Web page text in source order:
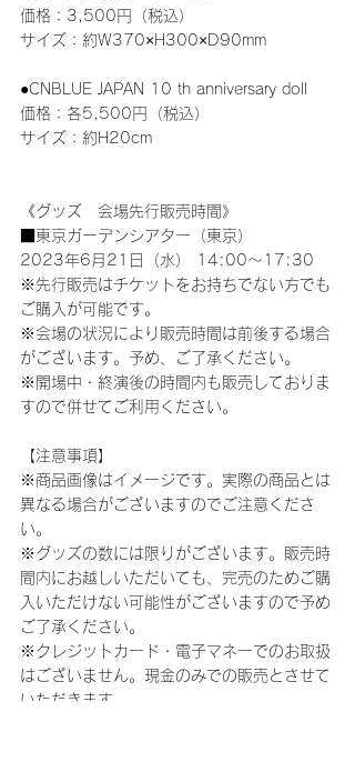
価格：3,500円（税込）
サイズ：約W370×H300×D90mm
●CNBLUE JAPAN 10 th anniversary doll
価格：各5,500円（税込）
サイズ：約H20cm
《グッズ　会場先行販売時間》
■東京ガーデンシアター（東京）
2023年6月21日（水） 14:00～17:30
※先行販売はチケットをお持ちでない方でも
ご購入が可能です。
※会場の状況により販売時間は前後する場合
がございます。予め、ご了承ください。
※開場中・終演後の時間内も販売しておりま
すので併せてご利用ください。
【注意事項】
※商品画像はイメージです。実際の商品とは
異なる場合がございますのでご注意くださ
い。
※グッズの数には限りがございます。販売時
間内にお越しいただいても、完売のためご購
入いただけない可能性がございますので予め
ご了承ください。
※クレジットカード・電子マネーでのお取扱
はございません。現金のみでの販売とさせて
いただきます。